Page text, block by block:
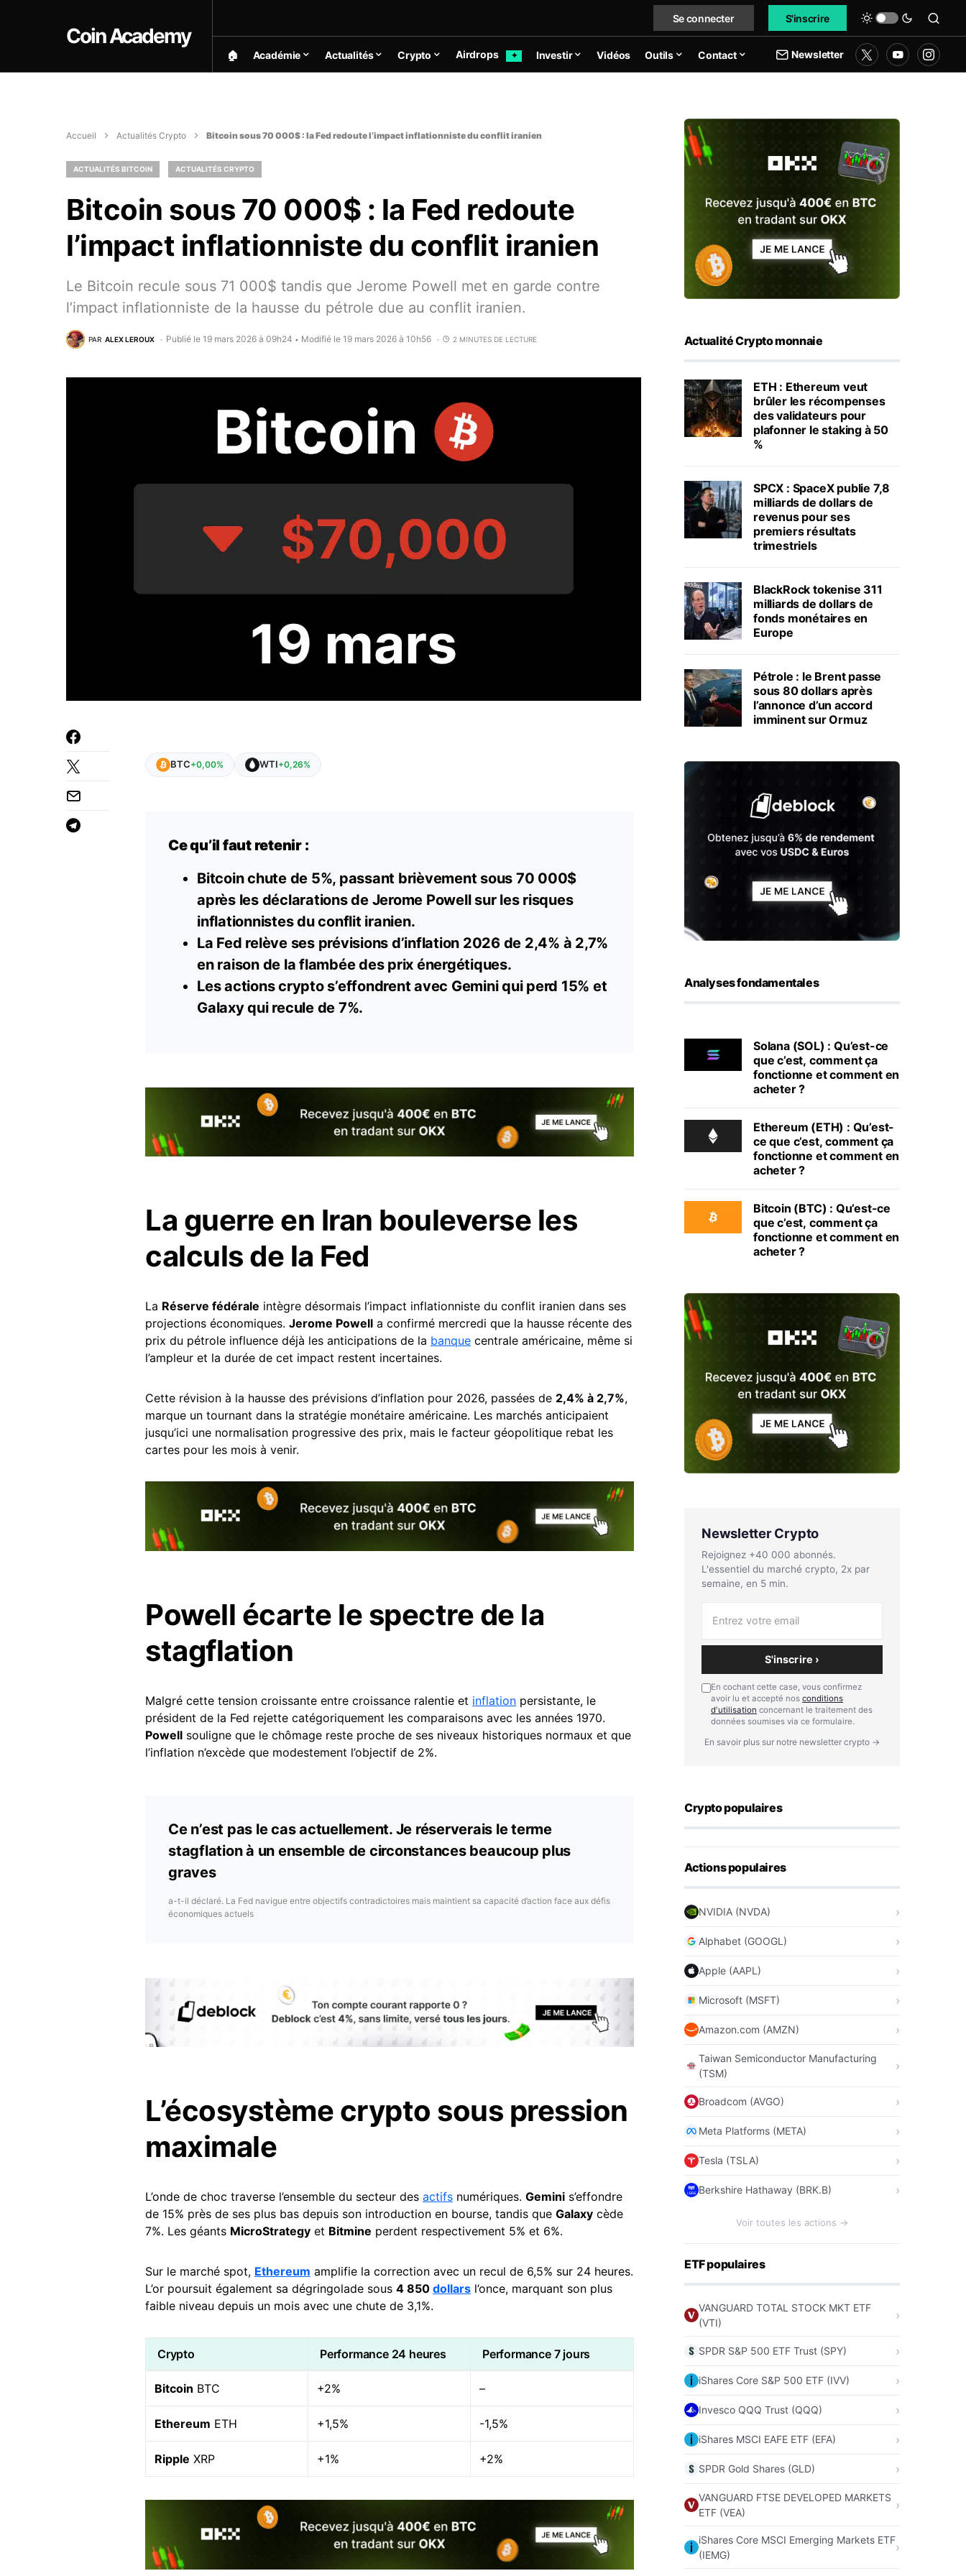
Coin Academy
Se connecter S'inscrire
🏠︎ Académie Actualités Crypto Airdrops ✦ Investir Vidéos Outils Contact Newsletter
Accueil Actualités Crypto Bitcoin sous 70 000$ : la Fed redoute l’impact inflationniste du conflit iranien
ACTUALITÉS BITCOIN ACTUALITÉS CRYPTO
Bitcoin sous 70 000$ : la Fed redoute
l’impact inflationniste du conflit iranien
Le Bitcoin recule sous 71 000$ tandis que Jerome Powell met en garde contre
l’impact inflationniste de la hausse du pétrole due au conflit iranien.
PAR ALEX LEROUX Publié le 19 mars 2026 à 09h24 • Modifié le 19 mars 2026 à 10h56 2 MINUTES DE LECTURE
BTC+0,00% WTI+0,26%
Ce qu’il faut retenir :
Bitcoin chute de 5%, passant brièvement sous 70 000$
après les déclarations de Jerome Powell sur les risques
inflationnistes du conflit iranien.
La Fed relève ses prévisions d’inflation 2026 de 2,4% à 2,7%
en raison de la flambée des prix énergétiques.
Les actionscryptos’effondrent avec Gemini qui perd 15% et
Galaxy qui recule de 7%.
La guerre en Iran bouleverse les
calculs de la Fed
La Réserve fédérale intègre désormais l’impact inflationniste du conflit iranien dans ses
projections économiques. Jerome Powell a confirmé mercredi que la hausse récente des
prix du pétrole influence déjà les anticipations de la banque centrale américaine, même si
l’ampleur et la durée de cet impact restent incertaines.
Cette révision à la hausse des prévisions d’inflation pour 2026, passées de 2,4% à 2,7%,
marque un tournant dans la stratégie monétaire américaine. Les marchés anticipaient
jusqu’ici une normalisation progressive des prix, mais le facteur géopolitique rebat les
cartes pour les mois à venir.
Powell écarte le spectre de la
stagflation
Malgré cette tension croissante entre croissance ralentie et inflation persistante, le
président de la Fed rejette catégoriquement les comparaisons avec les années 1970.
Powell souligne que le chômage reste proche de ses niveaux historiques normaux et que
l’inflation n’excède que modestement l’objectif de 2%.
Ce n’est pas le cas actuellement. Je réserverais le terme
stagflation à un ensemble de circonstances beaucoup plus
graves
a-t-il déclaré. La Fed navigue entre objectifs contradictoires mais maintient sa capacité d’action face aux défis
économiques actuels
L’écosystème crypto sous pression
maximale
L’onde de choc traverse l’ensemble du secteur des actifs numériques. Gemini s’effondre
de 15% près de ses plus bas depuis son introduction en bourse, tandis que Galaxy cède
7%. Les géants MicroStrategy et Bitmine perdent respectivement 5% et 6%.
Sur le marché spot, Ethereum amplifie la correction avec un recul de 6,5% sur 24 heures.
L’or poursuit également sa dégringolade sous 4 850 dollars l’once, marquant son plus
faible niveau depuis un mois avec une chute de 3,1%.
Crypto Performance 24 heures Performance 7 jours
Bitcoin BTC +2% –
Ethereum ETH +1,5% -1,5%
Ripple XRP +1% +2%
Actualité Crypto monnaie
ETH : Ethereum veut
brûler les récompenses
des validateurs pour
plafonner le staking à 50
%
SPCX : SpaceX publie 7,8
milliards de dollars de
revenus pour ses
premiers résultats
trimestriels
BlackRock tokenise 311
milliards de dollars de
fonds monétaires en
Europe
Pétrole : le Brent passe
sous 80 dollars après
l’annonce d’un accord
imminent sur Ormuz
Analyses fondamentales
Solana (SOL) : Qu’est-ce
que c’est, comment ça
fonctionne et comment en
acheter ?
Ethereum (ETH) : Qu’est-
ce que c’est, comment ça
fonctionne et comment en
acheter ?
Bitcoin (BTC) : Qu’est-ce
que c’est, comment ça
fonctionne et comment en
acheter ?
Newsletter Crypto
Rejoignez +40 000 abonnés.
L'essentiel du marché crypto, 2x par
semaine, en 5 min.
S'inscrire ›
En cochant cette case, vous confirmez
avoir lu et accepté nos conditions
d'utilisation concernant le traitement des
données soumises via ce formulaire.
En savoir plus sur notre newsletter crypto →
Crypto populaires
Actions populaires
NVIDIA (NVDA)
Alphabet (GOOGL)
Apple (AAPL)
Microsoft (MSFT)
Amazon.com (AMZN)
Taiwan Semiconductor Manufacturing
(TSM)
Broadcom (AVGO)
Meta Platforms (META)
Tesla (TSLA)
Berkshire Hathaway (BRK.B)
Voir toutes les actions →
ETF populaires
VANGUARD TOTAL STOCK MKT ETF
(VTI)
SPDR S&P 500 ETF Trust (SPY)
iShares Core S&P 500 ETF (IVV)
Invesco QQQ Trust (QQQ)
iShares MSCI EAFE ETF (EFA)
SPDR Gold Shares (GLD)
VANGUARD FTSE DEVELOPED MARKETS
ETF (VEA)
iShares Core MSCI Emerging Markets ETF
(IEMG)